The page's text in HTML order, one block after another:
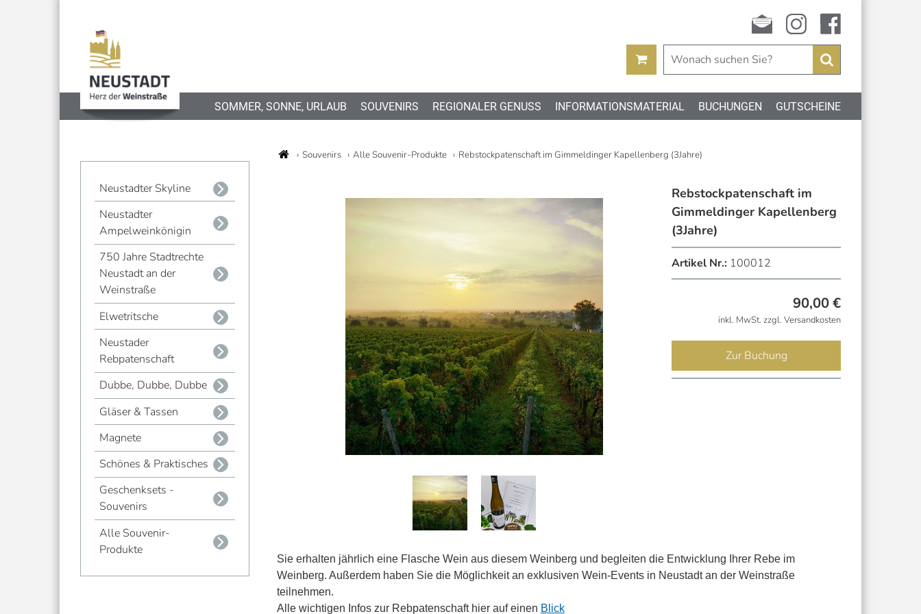
Newsletterinstagramfacebook
Suchen
SOMMER, SONNE, URLAUB SOUVENIRS REGIONALER GENUSS INFORMATIONSMATERIAL BUCHUNGEN GUTSCHEINE
Neustadter Skyline
Neustadter
Ampelweinkönigin
750 Jahre Stadtrechte
Neustadt an der
Weinstraße
Elwetritsche
Neustader
Rebpatenschaft
Dubbe, Dubbe, Dubbe
Gläser & Tassen
Magnete
Schönes & Praktisches
Geschenksets -
Souvenirs
Alle Souvenir-
Produkte
Souvenirs Alle Souvenir-Produkte Rebstockpatenschaft im Gimmeldinger Kapellenberg (3Jahre)
Rebstockpatenschaft im
Gimmeldinger Kapellenberg
(3Jahre)
Artikel Nr.: 100012
90,00€
inkl. MwSt. zzgl. Versandkosten
Zur Buchung
Sie erhalten jährlich eine Flasche Wein aus diesem Weinberg und begleiten die Entwicklung Ihrer Rebe im
Weinberg. Außerdem haben Sie die Möglichkeit an exklusiven Wein-Events in Neustadt an der Weinstraße
teilnehmen.
Alle wichtigen Infos zur Rebpatenschaft hier auf einen Blick